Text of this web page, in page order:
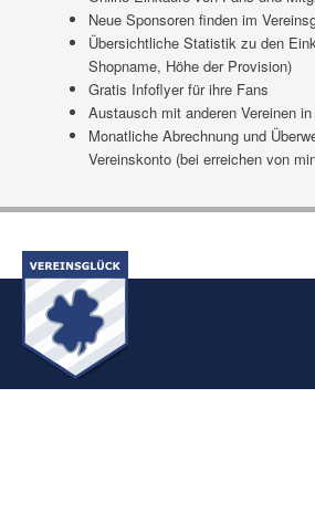
Neue Sponsoren finden im
Übersichtliche Statistik zu den
Shopname, Höhe der Provision)
Gratis Infoflyer für ihre Fans
Austausch mit anderen Vereinen
Monatliche Abrechnung und
Vereinskonto (bei erreichen von